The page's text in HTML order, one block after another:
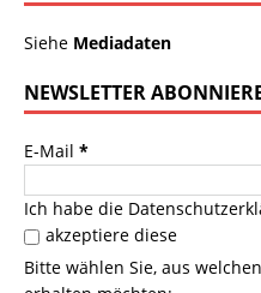
Siehe Mediadaten
NEWSLETTER
E-Mail *
Ich habe die
akzeptiere diese
Bitte wählen Sie, aus